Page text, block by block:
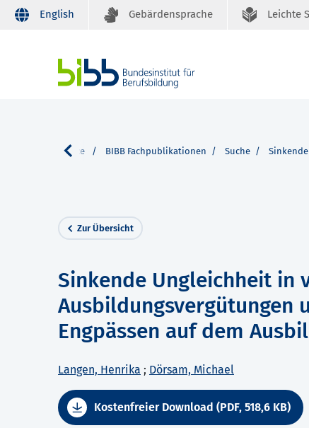
English Gebärdensprache Leichte
Unser Service BIBB Fachpublikationen Suche
Zur Übersicht
Sinkende Ungleichheit in
Ausbildungsvergütungen
Engpässen auf dem
Langen, Henrika ; Dörsam, Michael
Kostenfreier Download (PDF, 518,6 KB)